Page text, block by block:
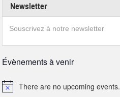
Newsletter
Souscrivez à notre newsletter
Évènements à venir
There are no upcoming events.